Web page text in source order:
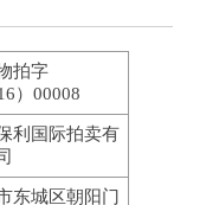
拍字
）00008
利国际拍卖有
东城区朝阳门